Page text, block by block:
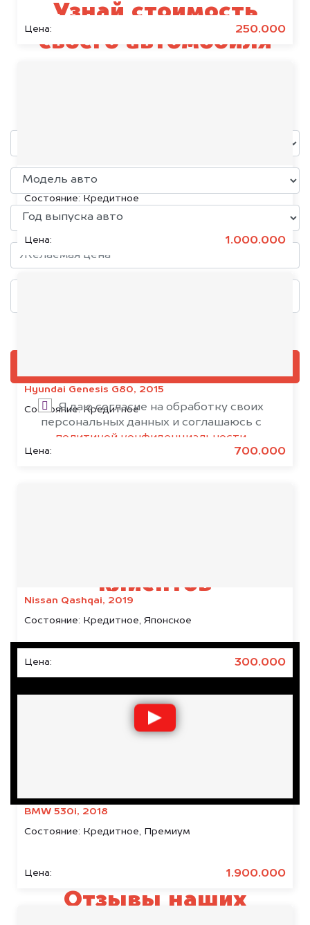
Цена: 250.000
KIA K5, 2020
Состояние: Кредитное
Цена: 1.000.000
Hyundai Genesis G80, 2015
Состояние:Кредитное
Цена: 700.000
Nissan Qashqai, 2019
Состояние: Кредитное, Японское
Цена: 300.000
BMW 530i, 2018
Состояние: Кредитное, Премиум
Цена: 1.900.000
Узнай стоимость
своего автомобиля
Я даю согласие на обработку своих
персональных данных и соглашаюсь с
политикой конфиденциальности
клиентов
Отзывы наших